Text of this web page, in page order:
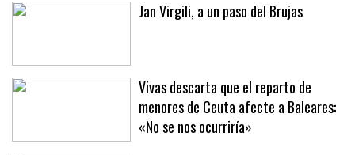
Jan Virgili, a un paso del Brujas
Vivas descarta que el reparto de
menores de Ceuta afecte a Baleares:
«No se nos ocurriría»